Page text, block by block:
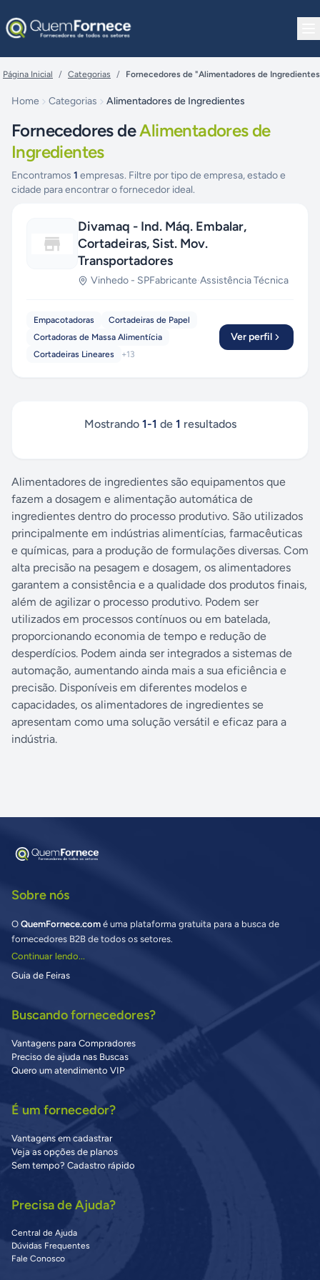
Página Inicial / Categorias / Fornecedores de "Alimentadores de
Home Categorias Alimentadores de Ingredientes
Fornecedores deAlimentadores de
Ingredientes
Encontramos 1 empresas. Filtre por tipo de empresa, estado e
cidade para encontrar o fornecedor ideal.
Divamaq - Ind. Máq. Embalar,
Cortadeiras, Sist. Mov.
Transportadores
Vinhedo - SPFabricante·Assistência Técnica
Empacotadoras
Cortadeiras de Papel
Cortadoras de Massa Alimentícia
Cortadeiras Lineares
+13
Ver perfil
Mostrando 1-1 de 1 resultados
Alimentadores de ingredientes são equipamentos que
fazem a dosagem e alimentação automática de
ingredientes dentro do processo produtivo. São utilizados
principalmente em indústrias alimentícias, farmacêuticas
e químicas, para a produção de formulações diversas. Com
alta precisão na pesagem e dosagem, os alimentadores
garantem a consistência e a qualidade dos produtos finais,
além de agilizar o processo produtivo. Podem ser
utilizados em processos contínuos ou em batelada,
proporcionando economia de tempo e redução de
desperdícios. Podem ainda ser integrados a sistemas de
automação, aumentando ainda mais a sua eficiência e
precisão. Disponíveis em diferentes modelos e
capacidades, os alimentadores de ingredientes se
apresentam como uma solução versátil e eficaz para a
indústria.
Sobre nós
O QuemFornece.com é uma plataforma gratuita para a busca de
fornecedores B2B de todos os setores.
Continuar lendo...
Guia de Feiras
Buscando fornecedores?
Vantagens para Compradores
Preciso de ajuda nas Buscas
Quero um atendimento VIP
É um fornecedor?
Vantagens em cadastrar
Veja as opções de planos
Sem tempo? Cadastro rápido
Precisa de Ajuda?
Central de Ajuda
Dúvidas Frequentes
Fale Conosco